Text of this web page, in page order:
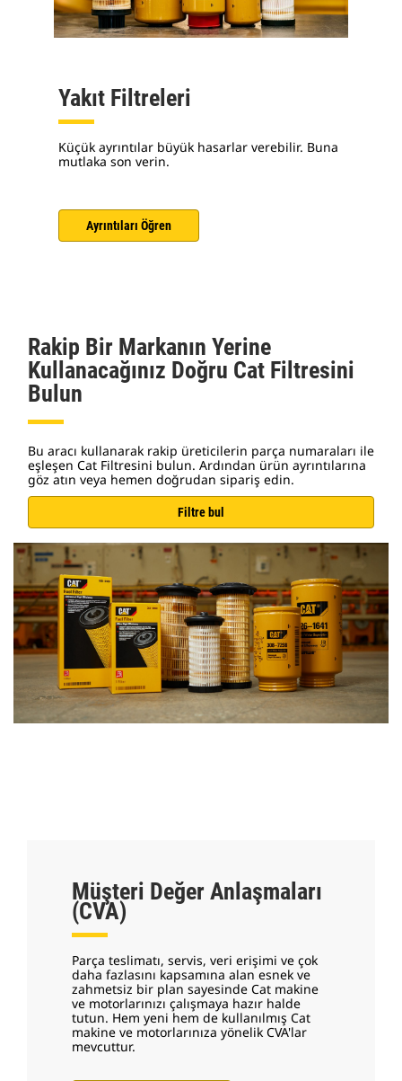
Yakıt Filtreleri
Küçük ayrıntılar büyük hasarlar verebilir. Buna
mutlaka son verin.
Ayrıntıları Öğren
Rakip Bir Markanın Yerine
Kullanacağınız Doğru Cat Filtresini
Bulun
Bu aracı kullanarak rakip üreticilerin parça numaraları ile
eşleşen Cat Filtresini bulun. Ardından ürün ayrıntılarına
göz atın veya hemen doğrudan sipariş edin.
Filtre bul
Müşteri Değer Anlaşmaları
(CVA)
Parça teslimatı, servis, veri erişimi ve çok
daha fazlasını kapsamına alan esnek ve
zahmetsiz bir plan sayesinde Cat makine
ve motorlarınızı çalışmaya hazır halde
tutun. Hem yeni hem de kullanılmış Cat
makine ve motorlarınıza yönelik CVA'lar
mevcuttur.